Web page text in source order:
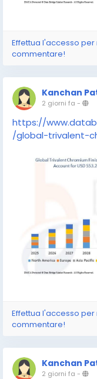
Effettua l'accesso
commentare!
Kanchan
2 giorni fa -
https://
/global-trivalent-
Effettua l'accesso
commentare!
Kanchan
2 giorni fa -